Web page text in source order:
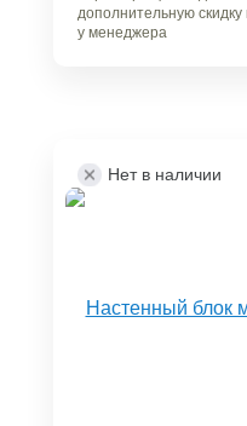
дополнительную скидку
у менеджера
Нет в наличии